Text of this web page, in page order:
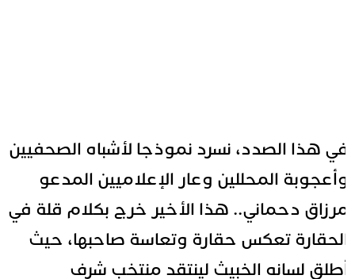
هذا الصدد، نسرد نموذجا لأشباه الصحفيين
المحللين وعار الإعلاميين المدعو
دحماني.. هذا الأخير خرج بكلام قلة في
تعكس حقارة وتعاسة صاحبها، حيث
لسانه الخبيث لينتقد منتخب شرف